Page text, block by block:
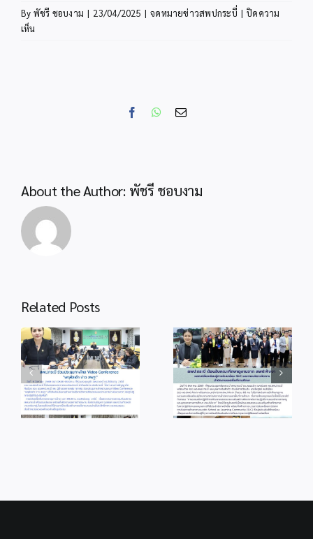
By พัชรี ชอบงาม | 23/04/2025 | จดหมายข่าวสพปกระบี่ | ปิดความ
เห็น
FacebookWhatsApp
Email
About the Author: พัชรี ชอบงาม
Related Posts
info 6-1 info 3-2